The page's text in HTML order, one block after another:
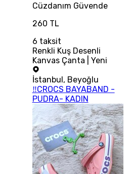
Cüzdanım Güvende
260 TL
6 taksit
Renkli Kuş Desenli
Kanvas Çanta | Yeni
İstanbul, Beyoğlu
‼CROCS BAYABAND -
PUDRA- KADIN